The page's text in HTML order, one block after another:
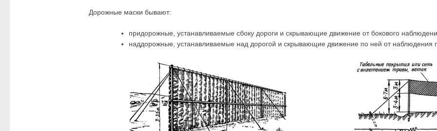
Дорожные маски бывают:
придорожные, устанавливаемые сбоку дороги и скрывающие движение от бокового
наддорожные, устанавливаемые над дорогой и скрывающие движение по ней от наблюдения